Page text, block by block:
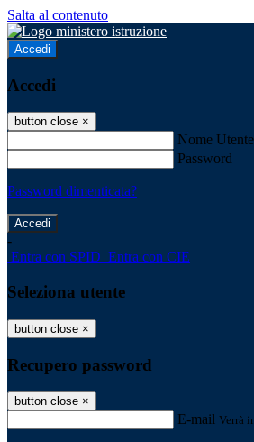
Salta al contenuto
Accedi
Accedi
button close ×
Nome Utente
Password
Password dimenticata?
-
Entra con SPID Entra con CIE
Seleziona utente
button close ×
Recupero password
button close ×
E-mail Verrà